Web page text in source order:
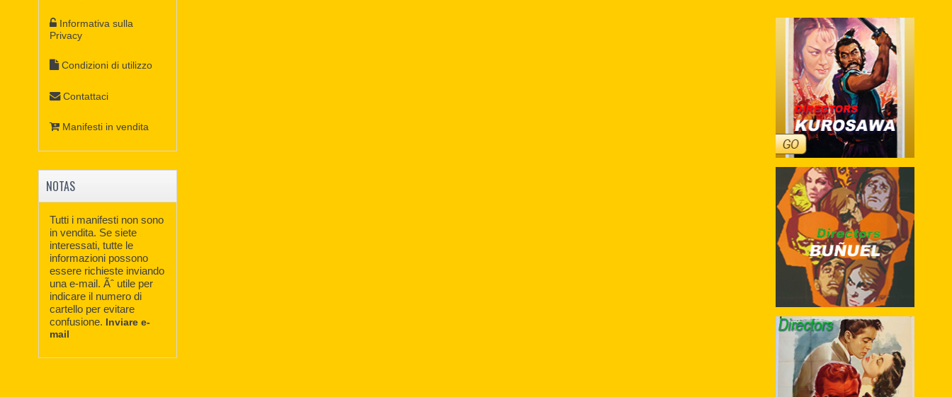
Informativa sulla
Privacy
Condizioni di utilizzo
Contattaci
Manifesti in vendita
NOTAS
Tutti i manifesti non sono
in vendita. Se siete
interessati, tutte le
informazioni possono
essere richieste inviando
una e-mail. Ãˆ utile per
indicare il numero di
cartello per evitare
confusione. Inviare e-
mail